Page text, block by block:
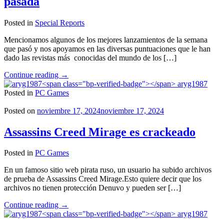
Posted in Special Reports
Mencionamos algunos de los mejores lanzamientos de la semana
que pasó y nos apoyamos en las diversas puntuaciones que le han
dado las revistas más conocidas del mundo de los […]
Continue reading "Los
mejores
lanzamientos
la
pasada"
→
aryg1987
Posted in PC Games
Posted on noviembre 17, 2024noviembre 17, 2024
Assassins Creed Mirage es crackeado
Posted in PC Games
En un famoso sitio web pirata ruso, un usuario ha subido archivos
de prueba de Assassins Creed Mirage.Esto quiere decir que los
archivos no tienen protección Denuvo y pueden ser […]
Continue reading "Assassins
Creed
→
aryg1987